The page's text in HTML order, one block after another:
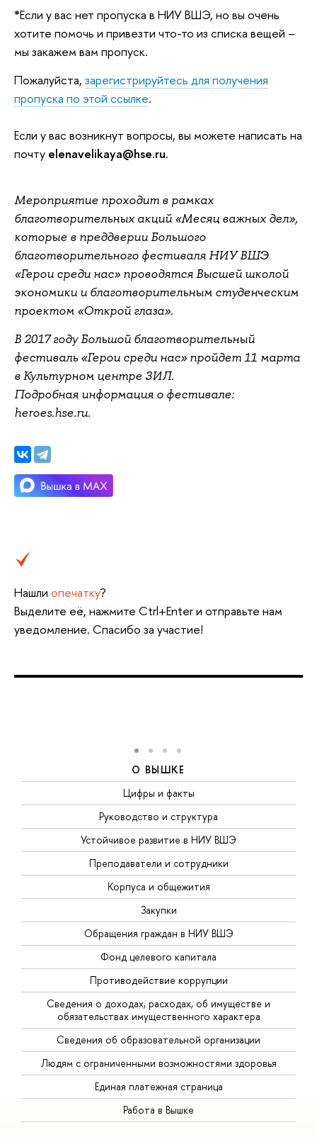
*Если у вас нет пропуска в НИУ ВШЭ, но вы очень
хотите помочь и привезти что-то из списка вещей –
мы закажем вам пропуск.
Пожалуйста, зарегистрируйтесь для получения
пропуска по этой ссылке.
Если у вас возникнут вопросы, вы можете написать на
почту elenavelikaya@hse.ru.
Мероприятие проходит в рамках
благотворительных акций «Месяц важных дел»,
которые в преддверии Большого
благотворительного фестиваля НИУ ВШЭ
«Герои среди нас» проводятся Высшей школой
экономики и благотворительным студенческим
проектом «Открой глаза».
В 2017 году Большой благотворительный
фестиваль «Герои среди нас» пройдет 11 марта
в Культурном центре ЗИЛ.
Подробная информация о фестивале:
heroes.hse.ru.
Нашли опечатку?
Выделите её, нажмите Ctrl+Enter и отправьте нам
уведомление. Спасибо за участие!
О ВЫШКЕ
Цифры и факты
Руководство и структура
Устойчивое развитие в НИУ ВШЭ
Преподаватели и сотрудники
Корпуса и общежития
Закупки
Обращения граждан в НИУ ВШЭ
Фонд целевого капитала
Противодействие коррупции
Сведения о доходах, расходах, об имуществе и
обязательствах имущественного характера
Сведения об образовательной организации
Людям с ограниченными возможностями здоровья
Единая платежная страница
Работа в Вышке